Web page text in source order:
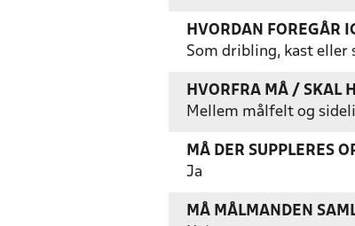
HVORDAN FOREGÅR
Som dribling, kast eller
HVORFRA MÅ / SKAL
Mellem målfelt og
MÅ DER SUPPLERES
Ja
MÅ MÅLMANDEN